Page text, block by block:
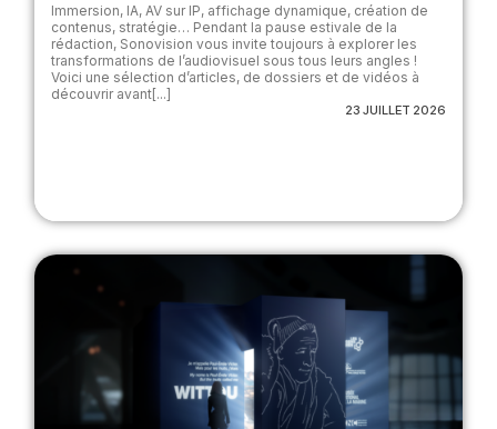
Immersion, IA, AV sur IP, affichage dynamique, création de
contenus, stratégie… Pendant la pause estivale de la
rédaction, Sonovision vous invite toujours à explorer les
transformations de l’audiovisuel sous tous leurs angles !
Voici une sélection d’articles, de dossiers et de vidéos à
découvrir avant[...]
23 JUILLET 2026